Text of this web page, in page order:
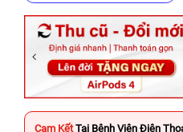
Cam Kết Tại Bệnh Viện Điện